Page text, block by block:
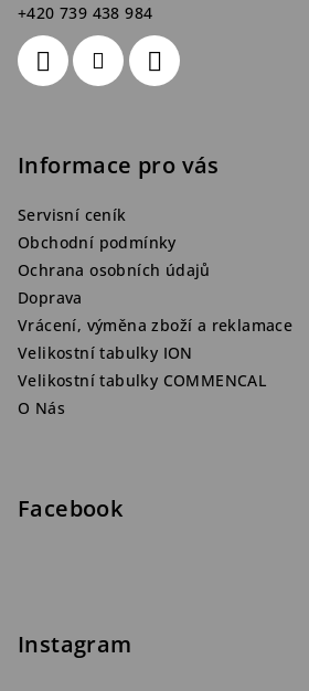
+420 739 438 984
Informace pro vás
Servisní ceník
Obchodní podmínky
Ochrana osobních údajů
Doprava
Vrácení, výměna zboží a reklamace
Velikostní tabulky ION
Velikostní tabulky COMMENCAL
O Nás
Facebook
Instagram